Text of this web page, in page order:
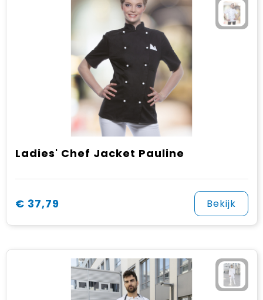
Ladies' Chef Jacket Pauline
€ 37,79 Bekijk